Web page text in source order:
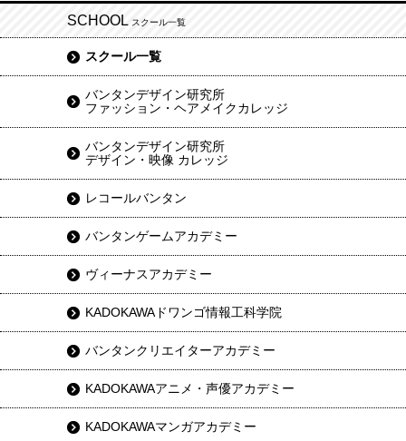
SCHOOL スクール一覧
スクール一覧
バンタンデザイン研究所
ファッション・ヘアメイクカレッジ
バンタンデザイン研究所
デザイン・映像 カレッジ
レコールバンタン
バンタンゲームアカデミー
ヴィーナスアカデミー
KADOKAWAドワンゴ情報工科学院
バンタンクリエイターアカデミー
KADOKAWAアニメ・声優アカデミー
KADOKAWAマンガアカデミー